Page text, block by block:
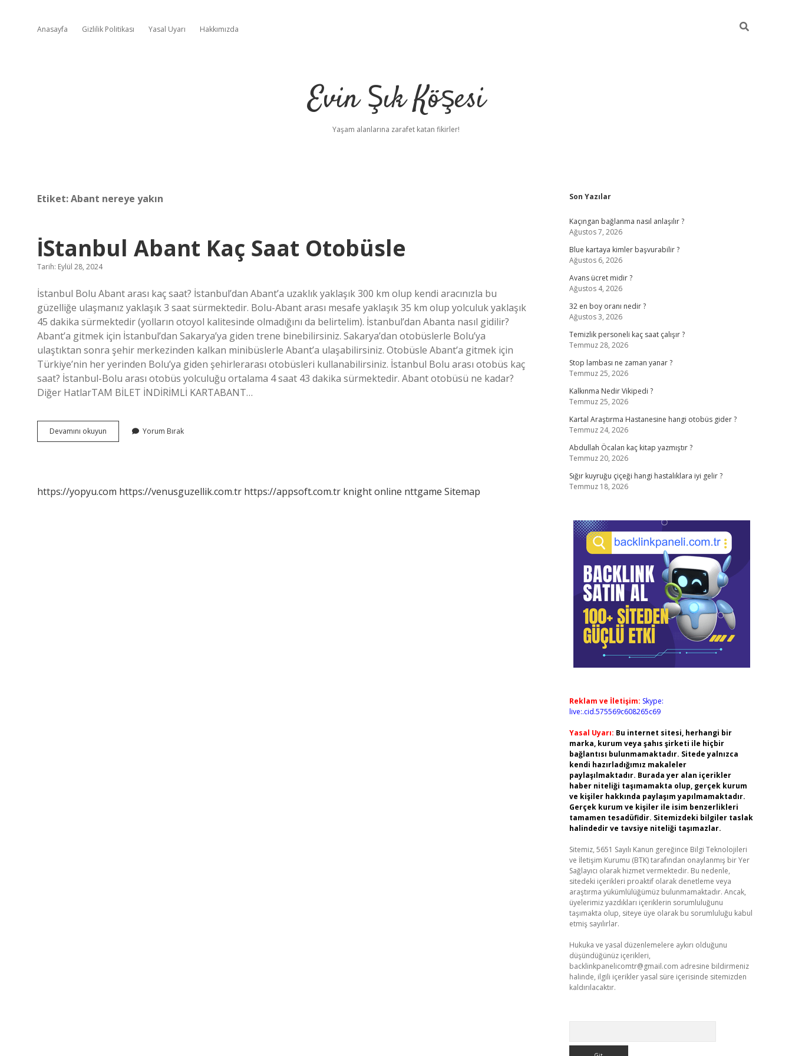
Anasayfa Gizlilik Politikası Yasal Uyarı Hakkımızda
Evin Şık Köşesi
Yaşam alanlarına zarafet katan fikirler!
Etiket:Abant nereye yakın
İStanbul Abant Kaç Saat Otobüsle
Tarih: Eylül 28, 2024
İstanbul Bolu Abant arası kaç saat? İstanbul’dan Abant’a uzaklık yaklaşık 300 km olup kendi aracınızla bu
güzelliğe ulaşmanız yaklaşık 3 saat sürmektedir. Bolu-Abant arası mesafe yaklaşık 35 km olup yolculuk yaklaşık
45 dakika sürmektedir (yolların otoyol kalitesinde olmadığını da belirtelim). İstanbul’dan Abanta nasıl gidilir?
Abant’a gitmek için İstanbul’dan Sakarya’ya giden trene binebilirsiniz. Sakarya’dan otobüslerle Bolu’ya
ulaştıktan sonra şehir merkezinden kalkan minibüslerle Abant’a ulaşabilirsiniz. Otobüsle Abant’a gitmek için
Türkiye’nin her yerinden Bolu’ya giden şehirlerarası otobüsleri kullanabilirsiniz. İstanbul Bolu arası otobüs kaç
saat? İstanbul-Bolu arası otobüs yolculuğu ortalama 4 saat 43 dakika sürmektedir. Abant otobüsü ne kadar?
Diğer HatlarTAM BİLET İNDİRİMLİ KARTABANT…
Devamını okuyun İStanbul
Abant
Yorum Bırak
https://yopyu.com https://venusguzellik.com.tr https://appsoft.com.tr knight online nttgame Sitemap
Sidebar
Son Yazılar
Kaçıngan bağlanma nasıl anlaşılır ?
Ağustos 7, 2026
Blue kartaya kimler başvurabilir ?
Ağustos 6, 2026
Avans ücret midir ?
Ağustos 4, 2026
32 en boy oranı nedir ?
Ağustos 3, 2026
Temizlik personeli kaç saat çalışır ?
Temmuz 28, 2026
Stop lambası ne zaman yanar ?
Temmuz 25, 2026
Kalkınma Nedir Vikipedi ?
Temmuz 25, 2026
Kartal Araştırma Hastanesine hangi otobüs gider ?
Temmuz 24, 2026
Abdullah Öcalan kaç kitap yazmıştır ?
Temmuz 20, 2026
Sığır kuyruğu çiçeği hangi hastalıklara iyi gelir ?
Temmuz 18, 2026
Reklam ve İletişim: Skype:
live:.cid.575569c608265c69
Yasal Uyarı: Bu internet sitesi, herhangi bir
marka, kurum veya şahıs şirketi ile hiçbir
bağlantısı bulunmamaktadır. Sitede yalnızca
kendi hazırladığımız makaleler
paylaşılmaktadır. Burada yer alan içerikler
haber niteliği taşımamakta olup, gerçek kurum
ve kişiler hakkında paylaşım yapılmamaktadır.
Gerçek kurum ve kişiler ile isim benzerlikleri
tamamen tesadüfidir. Sitemizdeki bilgiler taslak
halindedir ve tavsiye niteliği taşımazlar.
Sitemiz, 5651 Sayılı Kanun gereğince Bilgi Teknolojileri
ve İletişim Kurumu (BTK) tarafından onaylanmış bir Yer
Sağlayıcı olarak hizmet vermektedir. Bu nedenle,
sitedeki içerikleri proaktif olarak denetleme veya
araştırma yükümlülüğümüz bulunmamaktadır. Ancak,
üyelerimiz yazdıkları içeriklerin sorumluluğunu
taşımakta olup, siteye üye olarak bu sorumluluğu kabul
etmiş sayılırlar.
Hukuka ve yasal düzenlemelere aykırı olduğunu
düşündüğünüz içerikleri,
backlinkpanelicomtr@gmail.com adresine bildirmeniz
halinde, ilgili içerikler yasal süre içerisinde sitemizden
kaldırılacaktır.